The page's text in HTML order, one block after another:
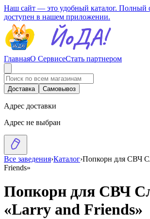
Наш сайт — это удобный каталог. Полный
доступен в нашем приложении.
ГлавнаяО СервисеСтать партнером
Доставка Самовывоз
Адрес доставки
Адрес не выбран
Все заведения›Каталог›Попкорн для СВЧ
Friends»
Попкорн для СВЧ
«Larry and Friends»